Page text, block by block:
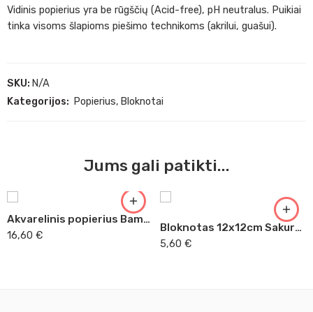
Vidinis popierius yra be rūgščių (Acid-free), pH neutralus. Puikiai
tinka visoms šlapioms piešimo technikoms (akrilui, guašui).
SKU: N/A
Kategorijos: Popierius, Bloknotai
Jums gali patikti...
Akvarelinis popierius Bamboo
16,60 €
Bloknotas 12x12cm Sakura piešimui juodas popierius
5,60 €